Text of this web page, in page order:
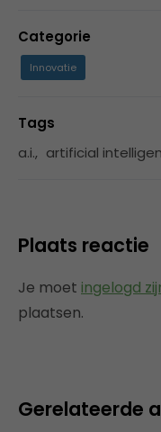
Categorie
Innovatie
Tags
a.i., artificial
Plaats reactie
Je moet ingelogd
plaatsen.
Gerelateerde